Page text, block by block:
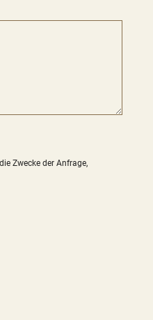
Zwecke der Anfrage,